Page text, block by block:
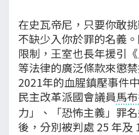
在史瓦帝尼，只要你敢
不缺少入你於罪的名義
限制，王室也長年援引
等法律的廣泛條款來懲
2021年的血腥鎮壓事件
民主改革派國會議員馬
力」、「恐怖主義」罪
後，分別被判處 25 年及